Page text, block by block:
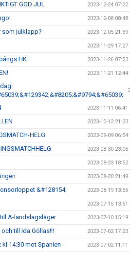
GOD JUL 2023-12-24 07:22
2023-12-08 08:48
som julklapp? 2023-12-05 21:39
2023-11-29 17:27
HK 2023-11-26 07:53
2023-11-21 12:44
2023-11-11 06:41
2023-10-13 21:33
HELG 2023-09-09 06:54
2023-08-30 23:06
2023-08-23 18:52
2023-08-20 21:49
&#128154; 2023-08-19 13:56
2023-07-15 13:51
A-landslagsläger 2023-07-10 15:19
och till Ida Göllas!!! 2023-07-02 17:23
kl 14:30 mot Spanien 2023-07-02 11:11